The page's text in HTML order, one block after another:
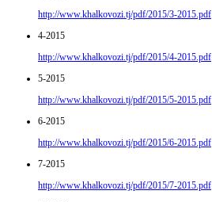
http://www.khalkovozi.tj/pdf/2015/3-2015.pdf
4-2015
http://www.khalkovozi.tj/pdf/2015/4-2015.pdf
5-2015
http://www.khalkovozi.tj/pdf/2015/5-2015.pdf
6-2015
http://www.khalkovozi.tj/pdf/2015/6-2015.pdf
7-2015
http://www.khalkovozi.tj/pdf/2015/7-2015.pdf